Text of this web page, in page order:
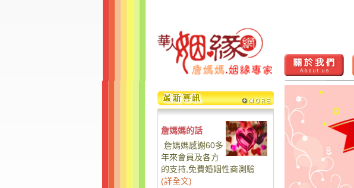
詹媽媽的話
詹媽媽感謝60多
年來會員及各方
的支持,免費婚姻性商測驗
(詳全文)